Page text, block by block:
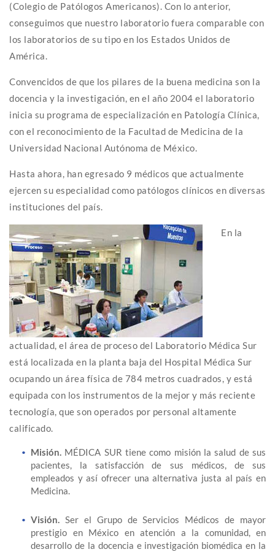
(Colegio de Patólogos Americanos). Con lo anterior,
conseguimos que nuestro laboratorio fuera comparable con
los laboratorios de su tipo en los Estados Unidos de
América.
Convencidos de que los pilares de la buena medicina son la
docencia y la investigación, en el año 2004 el laboratorio
inicia su programa de especialización en Patología Clínica,
con el reconocimiento de la Facultad de Medicina de la
Universidad Nacional Autónoma de México.
Hasta ahora, han egresado 9 médicos que actualmente
ejercen su especialidad como patólogos clínicos en diversas
instituciones del país.
En la
actualidad, el área de proceso del Laboratorio Médica Sur
está localizada en la planta baja del Hospital Médica Sur
ocupando un área física de 784 metros cuadrados, y está
equipada con los instrumentos de la mejor y más reciente
tecnología, que son operados por personal altamente
calificado.
Misión. MÉDICA SUR tiene como misión la salud de sus
pacientes, la satisfacción de sus médicos, de sus
empleados y así ofrecer una alternativa justa al país en
Medicina.
Visión. Ser el Grupo de Servicios Médicos de mayor
prestigio en México en atención a la comunidad, en
desarrollo de la docencia e investigación biomédica en la